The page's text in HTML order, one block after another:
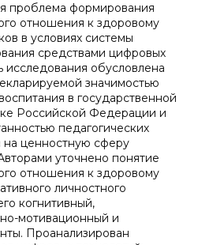
проблема формирования
отношения к здоровому
в условиях системы
средствами цифровых
исследования обусловлена
значимостью
в государственной
Российской Федерации и
педагогических
на ценностную сферу
уточнено понятие
отношения к здоровому
личностного
когнитивный,
мотивационный и
Проанализирован